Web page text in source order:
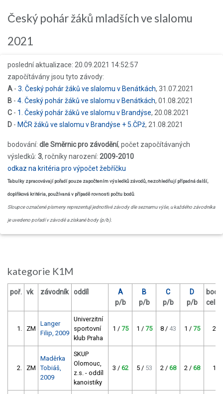
Český pohár žáků mladších ve slalomu
2021
poslední aktualizace: 20.09.2021 14:52:57
započítávány jsou tyto závody:
A - 3. Český pohár žáků ve slalomu v Benátkách, 31.07.2021
B - 4. Český pohár žáků ve slalomu v Benátkách, 01.08.2021
C - 1. Český pohár žáků ve slalomu v Brandýse, 20.08.2021
D - MČR žáků ve slalomu v Brandýse + 5.ČPž, 21.08.2021
bodování: dle Směrnic pro závodění, počet započítávaných
výsledků: 3, ročníky narození: 2009-2010
odkaz na kritéria pro výpočet žebříčku
Tabulky zpracovávají pořadí pouze započtením výsledků závodů, nezohledňují případná další,
doplňková kritéria, používaná v případě rovnosti počtu bodů.
Sloupce označené písmeny reprezentují jednotlivé závody dle seznamu výše, u každého závodníka
je uvedeno pořadí v závodě a získané body (p/b).
kategorie K1M
poř. vk závodník oddíl
A
p/b
B
p/b
C
p/b
D
p/b
body
1. ZM
Langer
Filip, 2009
Univerzitní
sportovní
klub Praha
1 / 75 1 / 75 8 / 43 1 / 75 225
2. ZM
Maděrka
Tobiáš,
2009
SKUP
Olomouc,
z.s. - oddíl
kanoistiky
3 / 62 5 / 53 2 / 68 2 / 68 198